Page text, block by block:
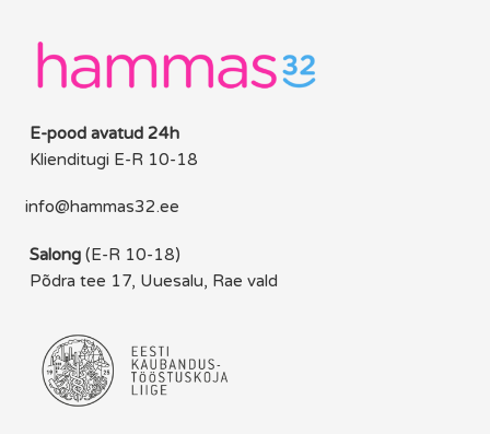
E-pood avatud 24h
Klienditugi E-R 10-18
info@hammas32.ee
Salong (E-R 10-18)
Põdra tee 17, Uuesalu, Rae vald